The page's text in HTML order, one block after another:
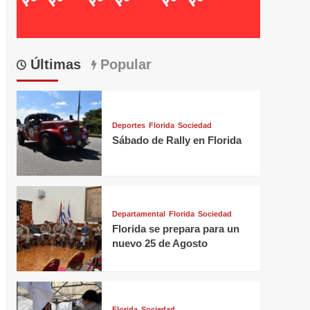
Últimas Popular
Deportes Florida Sociedad
Sábado de Rally en Florida
Departamental Florida Sociedad
Florida se prepara para un
nuevo 25 de Agosto